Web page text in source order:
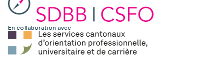
En collaboration avec: